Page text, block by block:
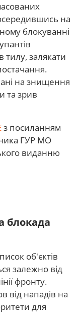
на
блокуванні
тилу, залякати
на знищення
та зрив
з посиланням
ГУР МО
виданню
блокада
об'єктів
залежно від
фронту.
від нападів на
для